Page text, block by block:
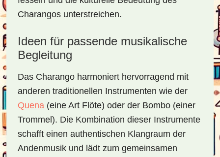
Charangos unterstreichen.
Ideen für passende musikalische
Begleitung
Das Charango harmoniert hervorragend mit
anderen traditionellen Instrumenten wie der
Quena(eine Art Flöte) oder der Bombo (einer
Trommel). Die Kombination dieser Instrumente
schafft einen authentischen Klangraum der
Andenmusik und lädt zum gemeinsamen